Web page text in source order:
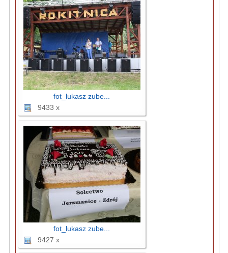
fot_lukasz zube...
9433 x
fot_lukasz zube...
9427 x